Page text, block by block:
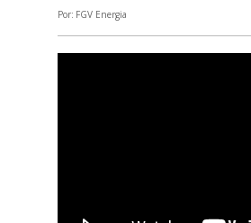
Por: FGV Energia